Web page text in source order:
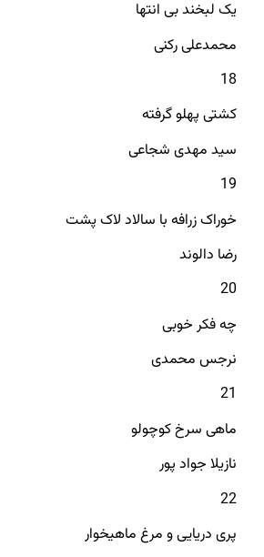
یک لبخند بی انتها
محمدعلی رکنی
18
کشتی پهلو گرفته
سید مهدی شجاعی
19
خوراک زرافه با سالاد لاک پشت
رضا دالوند
20
چه فکر خوبی
نرجس محمدی
21
ماهی سرخ کوچولو
نازیلا جواد پور
22
پری دریایی و مرغ ماهیخوار